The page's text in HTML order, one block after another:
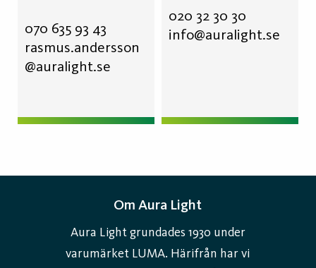
070 635 93 43
rasmus.andersson
@auralight.se
020 32 30 30
info@auralight.se
Om Aura Light
Aura Light grundades 1930 under
varumärket LUMA. Härifrån har vi